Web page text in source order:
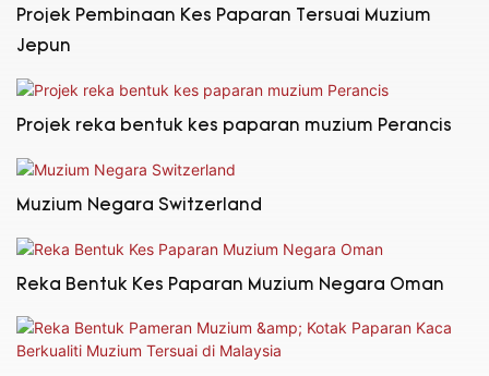
Projek Pembinaan Kes Paparan Tersuai Muzium
Jepun
Projek reka bentuk kes paparan muzium Perancis
Muzium Negara Switzerland
Reka Bentuk Kes Paparan Muzium Negara Oman